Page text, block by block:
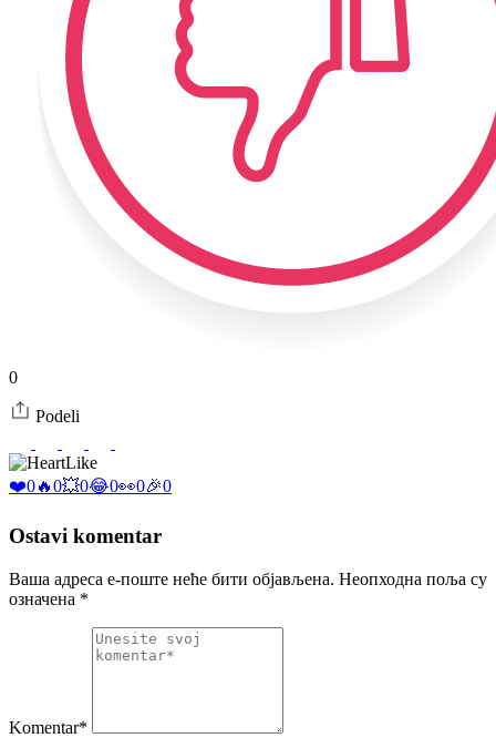
0
Podeli
Like
❤️0🔥0💥0😂0👀0🎉0
Ostavi komentar
Ваша адреса е-поште неће бити објављена. Неопходна поља су
означена *
Komentar*